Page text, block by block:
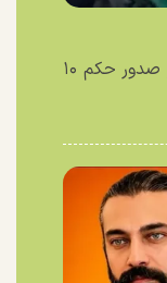
پرونده جنجالی «کلثوم اکبری» پس از صدور حکم ۱۰